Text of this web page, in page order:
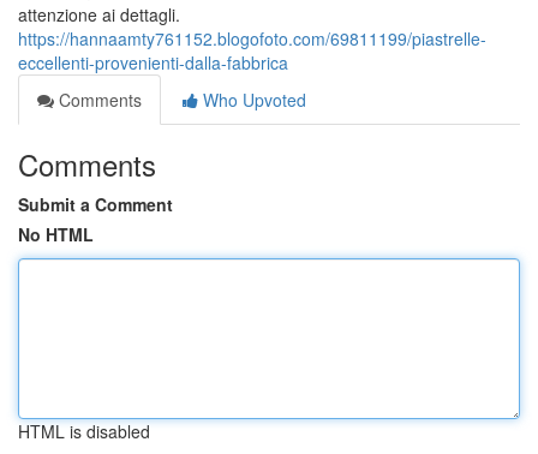
attenzione ai dettagli.
https://hannaamty761152.blogofoto.com/69811199/piastrelle-
eccellenti-provenienti-dalla-fabbrica
Comments
Who Upvoted
Comments
Submit a Comment
No HTML
HTML is disabled